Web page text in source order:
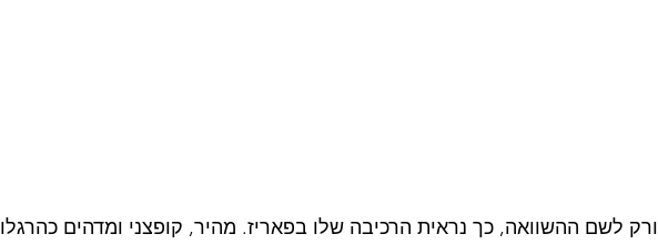
ורק לשם ההשוואה, כך נראית הרכיבה שלו בפאריז. מהיר, קופצני ומדהים